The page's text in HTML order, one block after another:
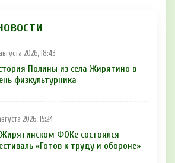
2026, 18:43
Полины из села Жирятино в
физкультурника
2026, 15:24
ФОКе состоялся
«Готов к труду и обороне»